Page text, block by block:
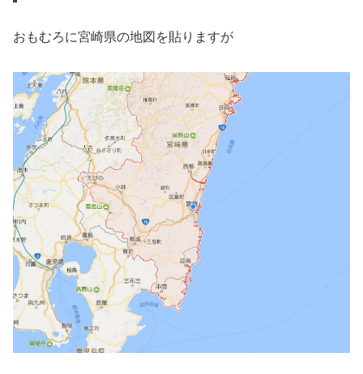
おもむろに宮崎県の地図を貼りますが